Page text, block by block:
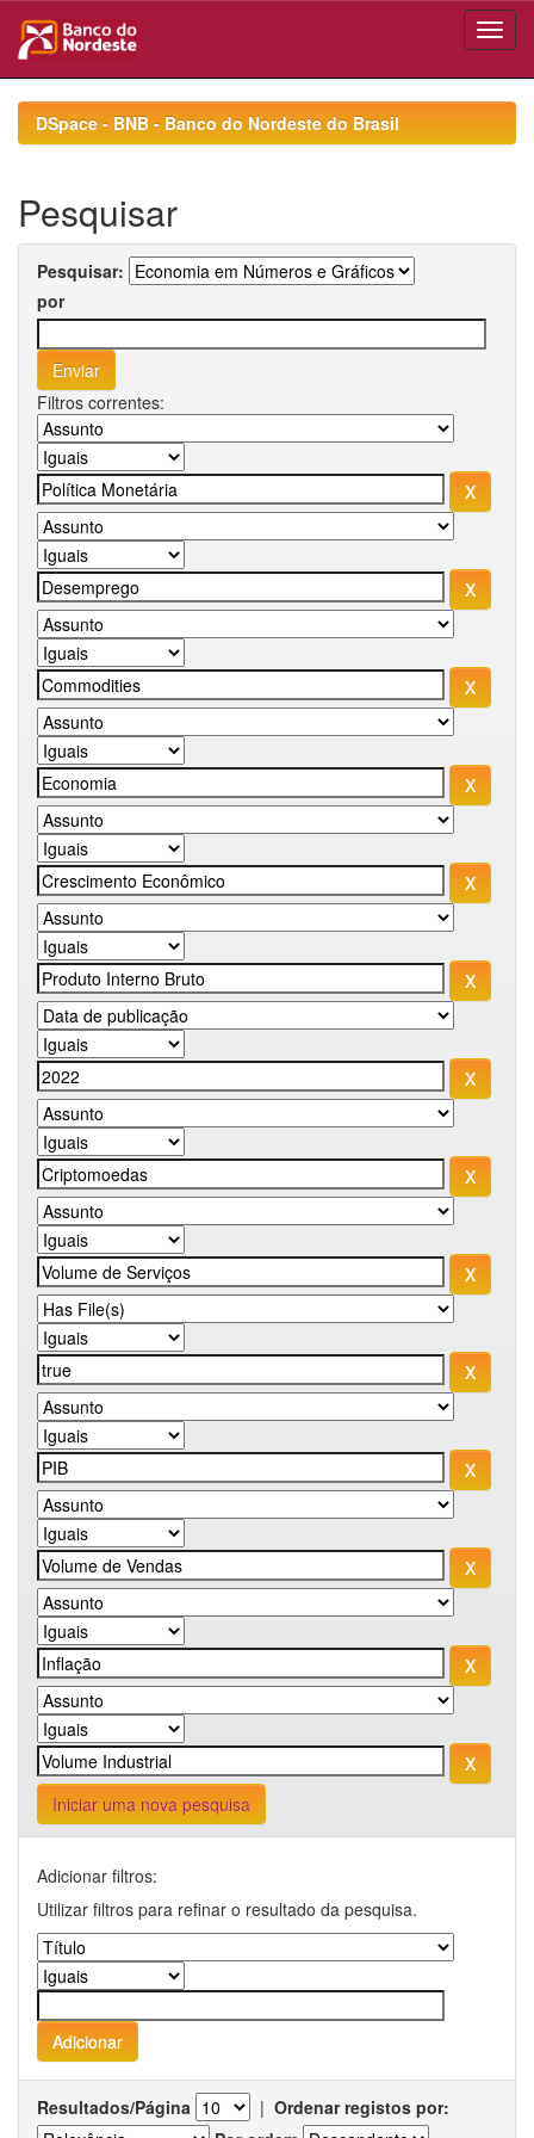
navigationDSpace - BNB - Banco do Nordeste do Brasil
Pesquisar
Pesquisar:
por
Filtros correntes:
Iniciar uma nova pesquisa
Adicionar filtros:
Utilizar filtros para refinar o resultado da pesquisa.
Resultados/Página | Ordenar registos por: